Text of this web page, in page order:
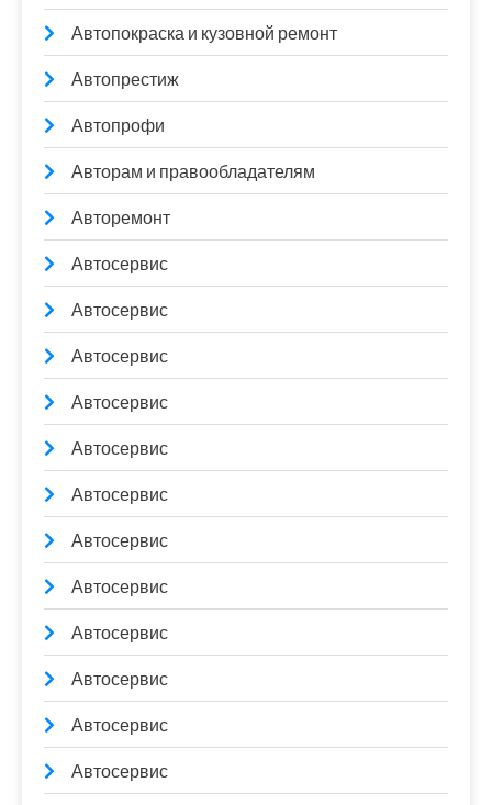
Автопокраска и кузовной ремонт
Автопрестиж
Автопрофи
Авторам и правообладателям
Авторемонт
Автосервис
Автосервис
Автосервис
Автосервис
Автосервис
Автосервис
Автосервис
Автосервис
Автосервис
Автосервис
Автосервис
Автосервис